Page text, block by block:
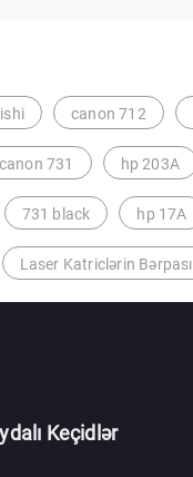
canon 712
canon 731 hp 203A
731 black hp 17A
Laser Katriclərin Bərpası
Keçidlər